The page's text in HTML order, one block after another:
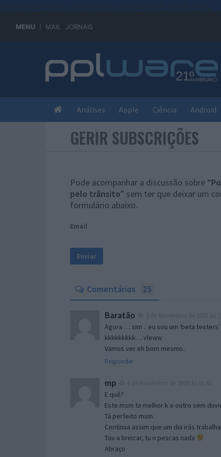
MENU MAIL JORNAIS
Análises Apple Ciência Android
GERIR SUBSCRIÇÕES
Pode acompanhar a discussão sobre “
pelo trânsito” sem ter que deixar um
formulário abaixo.
Email
Comentários 25
Baratão
Agora … sim .. eu sou um ‘beta testers’
kkkkkkkkk… vleww
Vamos ver eh bom mesmo..
Responder
mp
E quê?
Este msm ta melhor k o outro sem
Tá perfeito msm.
Continua assim que um dia irás
Tou a brincar, tu n pescas nada
Abraço